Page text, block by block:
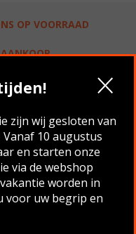
OP VOORRAAD
EEN 9.6/10
zijn wij gesloten van
10 augustus
en starten onze
via de webshop
worden in
voor uw begrip en